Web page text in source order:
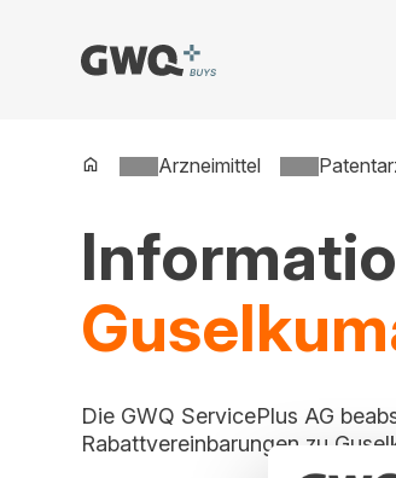
Spring
Arzneimittel
Die GWQ ServicePlus AG
Rabattvereinbarungen zu